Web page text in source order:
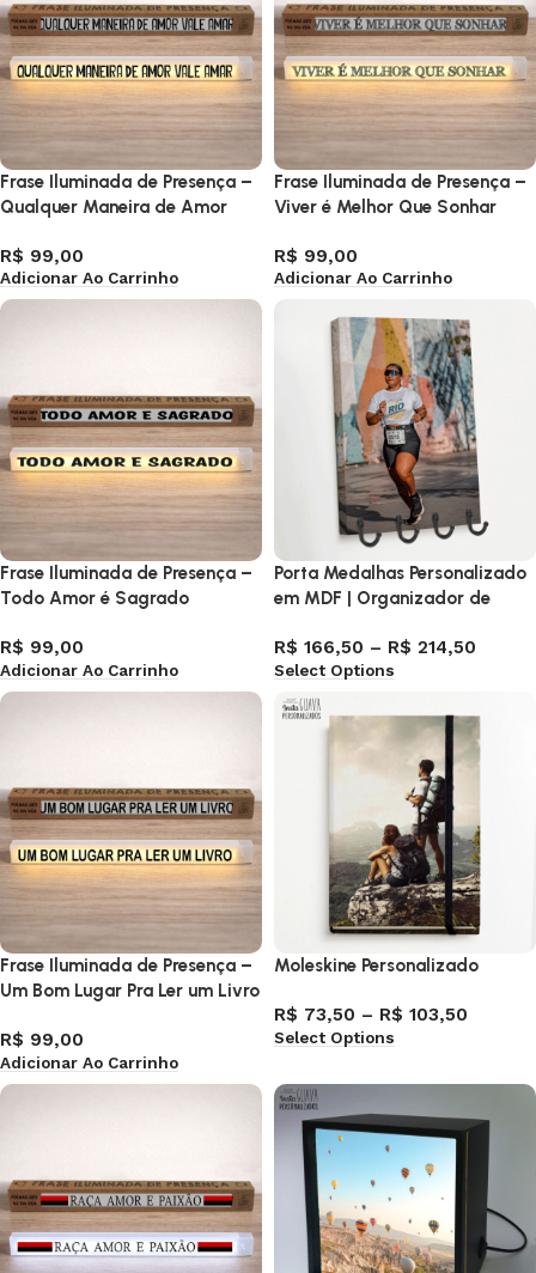
Frase Iluminada de Presença –
Qualquer Maneira de Amor
R$ 99,00
Adicionar Ao Carrinho
Frase Iluminada de Presença –
Viver é Melhor Que Sonhar
R$ 99,00
Adicionar Ao Carrinho
Frase Iluminada de Presença –
Todo Amor é Sagrado
R$ 99,00
Adicionar Ao Carrinho
Porta Medalhas Personalizado
em MDF | Organizador de
Ciclismo, Crossfit e Esportes
R$ 166,50 – R$ 214,50
Select Options
Frase Iluminada de Presença –
Um Bom Lugar Pra Ler um Livro
R$ 99,00
Adicionar Ao Carrinho
Moleskine Personalizado
R$ 73,50 – R$ 103,50
Select Options